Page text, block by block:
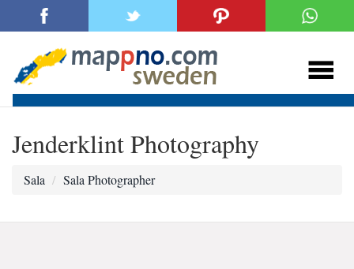
Jenderklint Photography
Sala Sala Photographer